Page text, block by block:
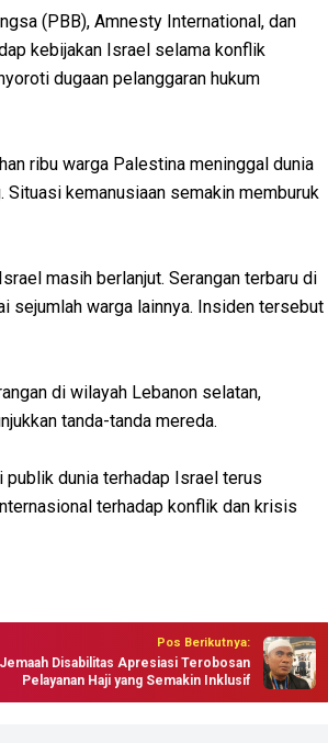
(PBB), Amnesty International, dan
kebijakan Israel selama konflik
dugaan pelanggaran hukum
ribu warga Palestina meninggal dunia
kemanusiaan semakin memburuk
masih berlanjut. Serangan terbaru di
sejumlah warga lainnya. Insiden tersebut
di wilayah Lebanon selatan,
tanda-tanda mereda.
publik dunia terhadap Israel terus
terhadap konflik dan krisis
Pos Berikutnya:
Jemaah Disabilitas Apresiasi Terobosan
Pelayanan Haji yang Semakin Inklusif